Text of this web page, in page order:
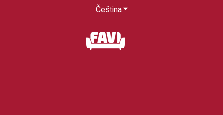
ČeštinaZobrazit podnabídku pro